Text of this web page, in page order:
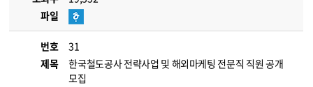
파일
번호
31
제목
한국철도공사 전략사업 및 해외마케팅 전문직 직원 공개
모집